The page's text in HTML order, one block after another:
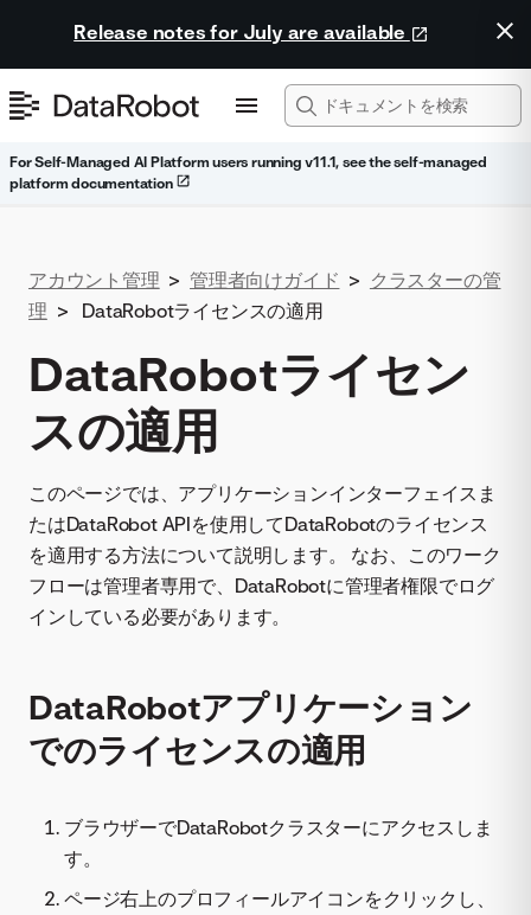
Release notes for July are available
For Self-Managed AI Platform users running v11.1, see the self-managed
platform documentation
アカウント管理 > 管理者向けガイド > クラスターの管
理 > DataRobotライセンスの適用
DataRobotライセン
スの適用
このページでは、アプリケーションインターフェイスま
たはDataRobot APIを使用してDataRobotのライセンス
を適用する方法について説明します。 なお、このワーク
フローは管理者専用で、DataRobotに管理者権限でログ
インしている必要があります。
DataRobotアプリケーション
でのライセンスの適用
ブラウザーでDataRobotクラスターにアクセスしま
す。
ページ右上のプロフィールアイコンをクリックし、